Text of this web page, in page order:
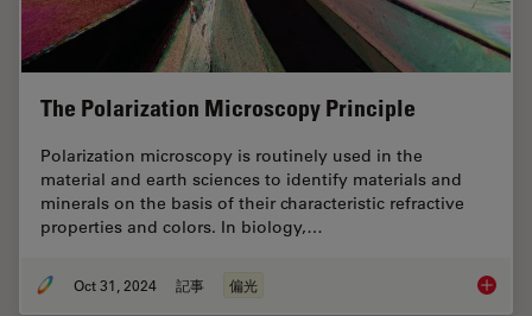
The Polarization Microscopy Principle
Polarization microscopy is routinely used in the
material and earth sciences to identify materials and
minerals on the basis of their characteristic refractive
properties and colors. In biology,…
Oct 31, 2024 記事 偏光 The